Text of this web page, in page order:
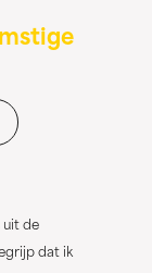
uit de
dat ik